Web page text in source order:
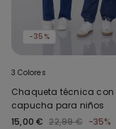
-35%
3 Colores
Chaqueta técnica con
capucha para niños
15,00 € 22,99 € -35%